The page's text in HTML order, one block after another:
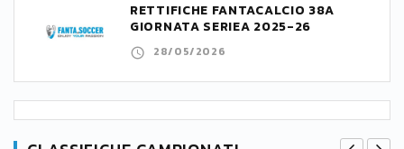
RETTIFICHE FANTACALCIO 38A
GIORNATA SERIEA 2025-26
28/05/2026